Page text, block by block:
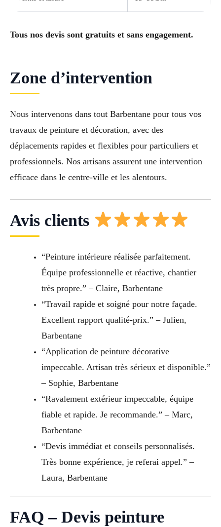
Tous nos devis sont gratuits et sans engagement.
Zone d’intervention
Nous intervenons dans tout Barbentane pour tous vos
travaux de peinture et décoration, avec des
déplacements rapides et flexibles pour particuliers et
professionnels. Nos artisans assurent une intervention
efficace dans le centre-ville et les alentours.
Avis clients
“Peinture intérieure réalisée parfaitement.
Équipe professionnelle et réactive, chantier
très propre.” – Claire, Barbentane
“Travail rapide et soigné pour notre façade.
Excellent rapport qualité-prix.” – Julien,
Barbentane
“Application de peinture décorative
impeccable. Artisan très sérieux et disponible.”
– Sophie, Barbentane
“Ravalement extérieur impeccable, équipe
fiable et rapide. Je recommande.” – Marc,
Barbentane
“Devis immédiat et conseils personnalisés.
Très bonne expérience, je referai appel.” –
Laura, Barbentane
FAQ – Devis peinture